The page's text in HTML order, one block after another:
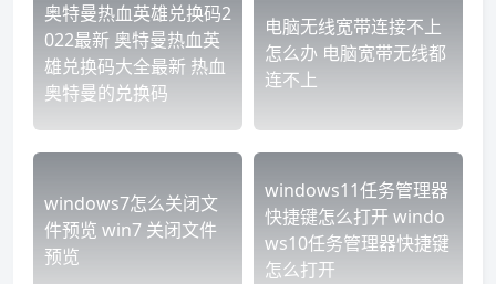
奥特曼热血英雄兑换码2
022最新 奥特曼热血英
雄兑换码大全最新 热血
奥特曼的兑换码
电脑无线宽带连接不上
怎么办 电脑宽带无线都
连不上
windows7怎么关闭文
件预览 win7 关闭文件
预览
windows11任务管理器
快捷键怎么打开 windo
ws10任务管理器快捷键
怎么打开